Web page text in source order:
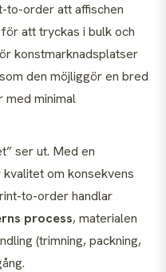
to-order att affischen
att tryckas i bulk och
konstmarknadsplatser
den möjliggör en bred
med minimal
ser ut. Med en
om konsekvens
to-order handlar
process, materialen
(trimning, packning,